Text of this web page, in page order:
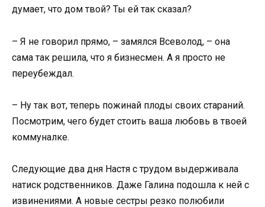
думает, что дом твой? Ты ей так сказал?
– Я не говорил прямо, – замялся Всеволод, – она
сама так решила, что я бизнесмен. А я просто не
переубеждал.
– Ну так вот, теперь пожинай плоды своих стараний.
Посмотрим, чего будет стоить ваша любовь в твоей
коммуналке.
Следующие два дня Настя с трудом выдерживала
натиск родственников. Даже Галина подошла к ней с
извинениями. А новые сестры резко полюбили